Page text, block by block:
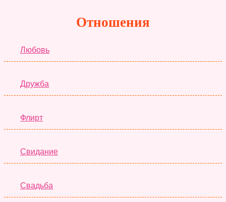
Отношения
Любовь
Дружба
Флирт
Свидание
Свадьба